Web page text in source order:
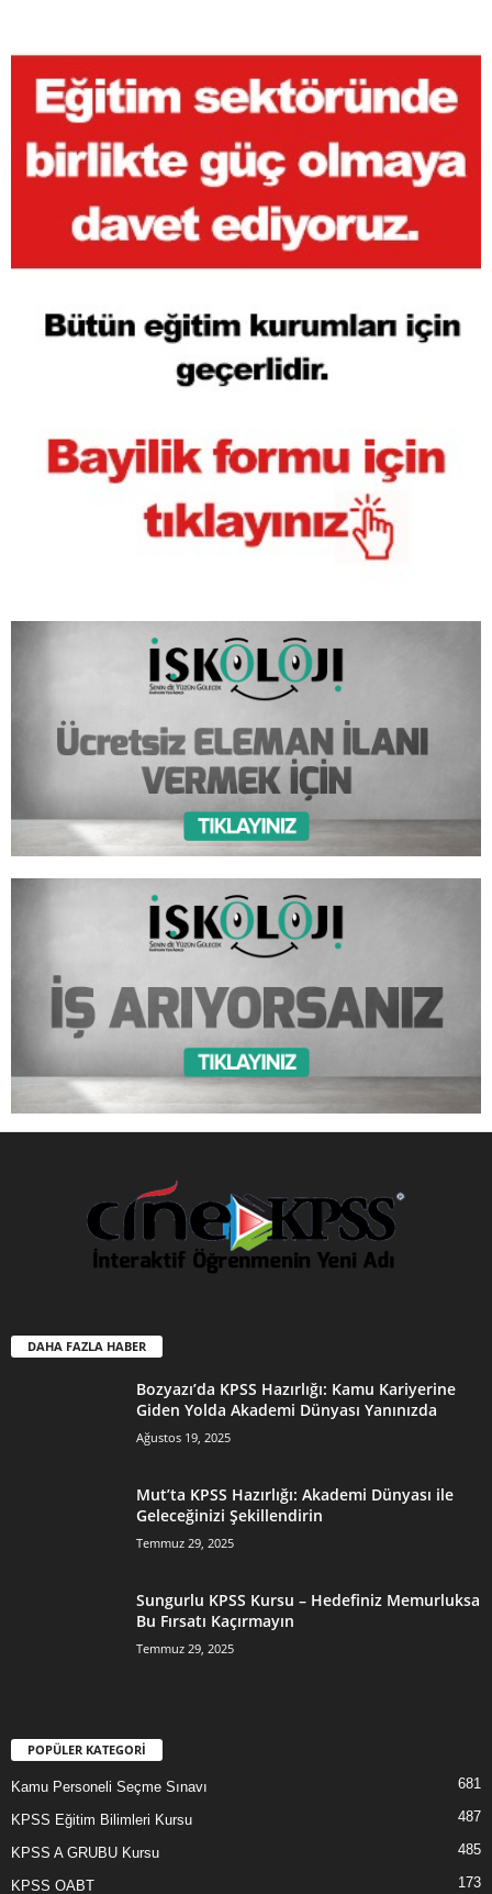
DAHA FAZLA HABER
Bozyazı’da KPSS Hazırlığı: Kamu Kariyerine
Giden Yolda Akademi Dünyası Yanınızda
Ağustos 19, 2025
Mut’ta KPSS Hazırlığı: Akademi Dünyası ile
Geleceğinizi Şekillendirin
Temmuz 29, 2025
Sungurlu KPSS Kursu – Hedefiniz Memurluksa
Bu Fırsatı Kaçırmayın
Temmuz 29, 2025
POPÜLER KATEGORİ
Kamu Personeli Seçme Sınavı 681
KPSS Eğitim Bilimleri Kursu 487
KPSS A GRUBU Kursu 485
KPSS OABT 173